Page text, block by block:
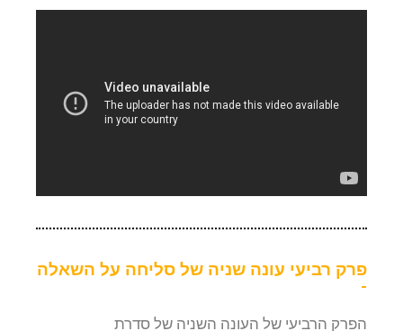
פרק רביעי עונה שניה של סליחה על השאלה
-
הפרק הרביעי של העונה השניה של סדרת